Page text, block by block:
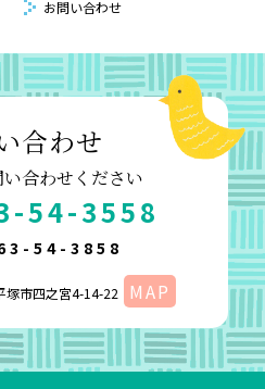
お問い合わせ
合わせ
合わせください
54-3558
54-3858
塚市四之宮4-14-22 MAP